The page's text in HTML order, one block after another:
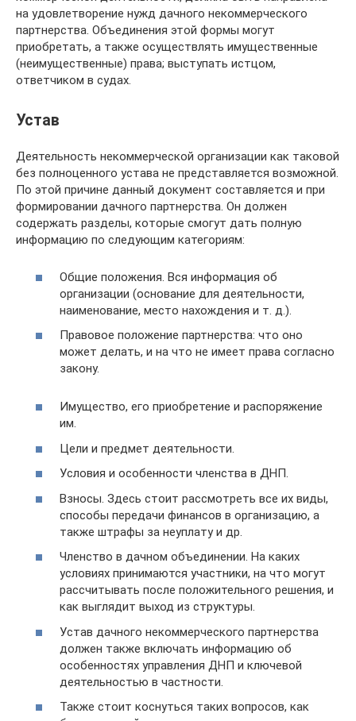
на удовлетворение нужд дачного некоммерческого
партнерства. Объединения этой формы могут
приобретать, а также осуществлять имущественные
(неимущественные) права; выступать истцом,
ответчиком в судах.
Устав
Деятельность некоммерческой организации как таковой
без полноценного устава не представляется возможной.
По этой причине данный документ составляется и при
формировании дачного партнерства. Он должен
содержать разделы, которые смогут дать полную
информацию по следующим категориям:
Общие положения. Вся информация об
организации (основание для деятельности,
наименование, место нахождения и т. д.).
Правовое положение партнерства: что оно
может делать, и на что не имеет права согласно
закону.
Имущество, его приобретение и распоряжение
им.
Цели и предмет деятельности.
Условия и особенности членства в ДНП.
Взносы. Здесь стоит рассмотреть все их виды,
способы передачи финансов в организацию, а
также штрафы за неуплату и др.
Членство в дачном объединении. На каких
условиях принимаются участники, на что могут
рассчитывать после положительного решения, и
как выглядит выход из структуры.
Устав дачного некоммерческого партнерства
должен также включать информацию об
особенностях управления ДНП и ключевой
деятельностью в частности.
Также стоит коснуться таких вопросов, как